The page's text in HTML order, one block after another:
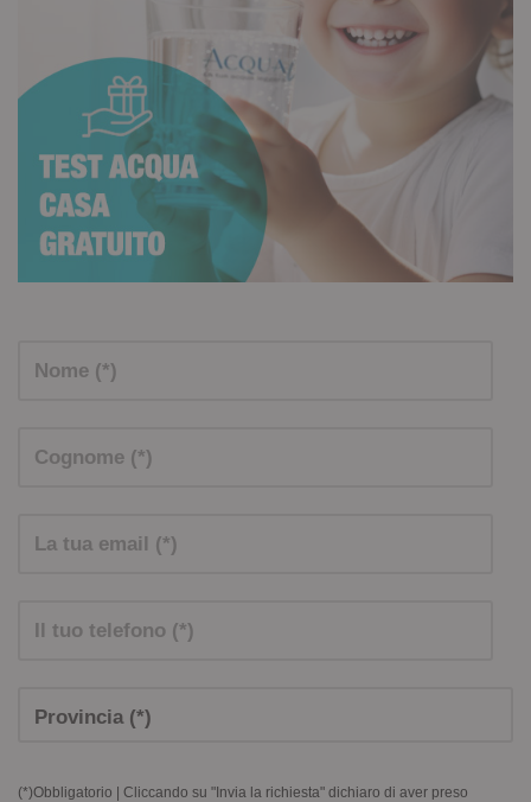
(*)Obbligatorio | Cliccando su "Invia la richiesta" dichiaro di aver preso